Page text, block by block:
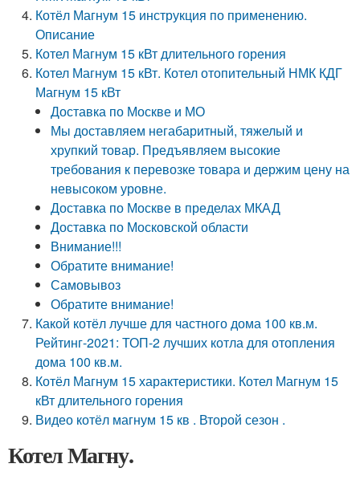
Котёл Магнум 15 инструкция по применению.
Описание
Котел Магнум 15 кВт длительного горения
Котел Магнум 15 кВт. Котел отопительный НМК КДГ
Магнум 15 кВт
Доставка по Москве и МО
Мы доставляем негабаритный, тяжелый и
хрупкий товар. Предъявляем высокие
требования к перевозке товара и держим цену на
невысоком уровне.
Доставка по Москве в пределах МКАД
Доставка по Московской области
Внимание!!!
Обратите внимание!
Самовывоз
Обратите внимание!
Какой котёл лучше для частного дома 100 кв.м.
Рейтинг-2021: ТОП-2 лучших котла для отопления
дома 100 кв.м.
Котёл Магнум 15 характеристики. Котел Магнум 15
кВт длительного горения
Видео котёл магнум 15 кв . Второй сезон .
Котел Магну.